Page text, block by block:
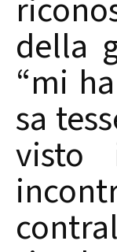
della
“mi
sa
visto